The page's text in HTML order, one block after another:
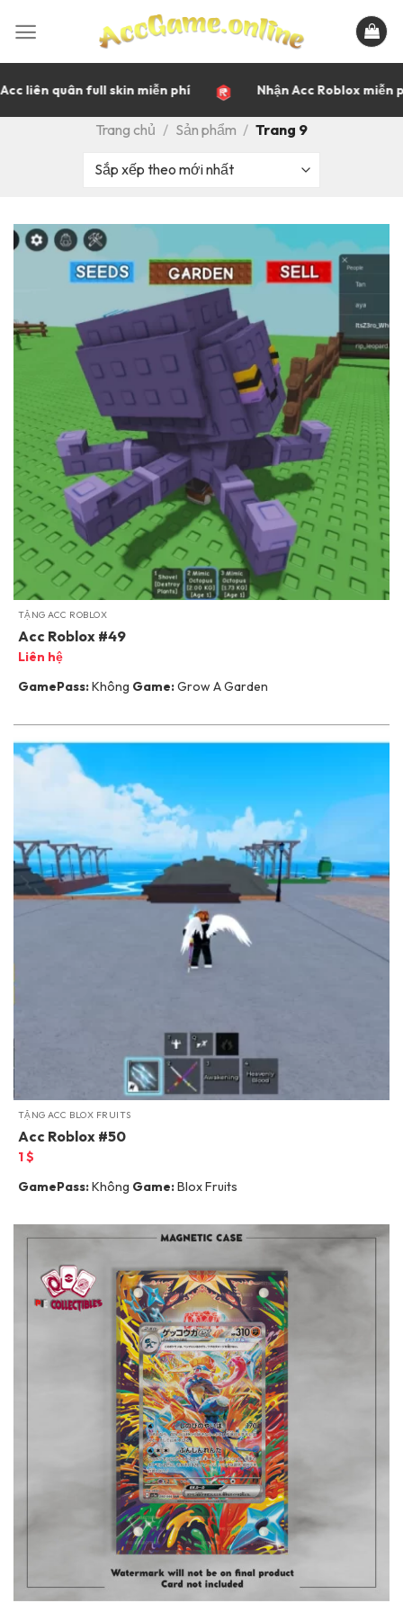
qua
liên quân full skin miễn phí Nhận Acc Roblox miễn
Trang chủ / Sản phẩm / Trang 9
TẶNG ACC ROBLOX
Acc Roblox #49
Liên hệ
GamePass:Không Game:Grow A Garden
TẶNG ACC BLOX FRUITS
Acc Roblox #50
1$
GamePass:Không Game:Blox Fruits